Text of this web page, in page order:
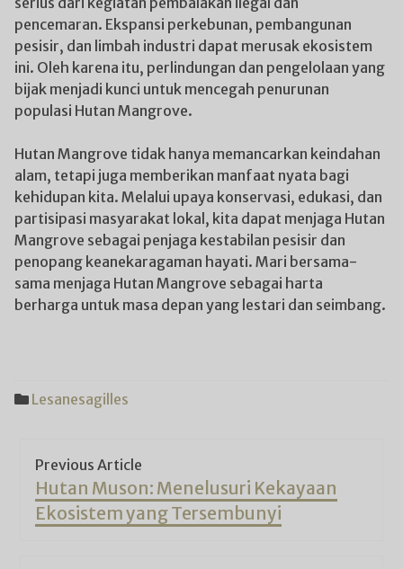
pencemaran. Ekspansi perkebunan, pembangunan
pesisir, dan limbah industri dapat merusak ekosistem
ini. Oleh karena itu, perlindungan dan pengelolaan yang
bijak menjadi kunci untuk mencegah penurunan
populasi Hutan Mangrove.
Hutan Mangrove tidak hanya memancarkan keindahan
alam, tetapi juga memberikan manfaat nyata bagi
kehidupan kita. Melalui upaya konservasi, edukasi, dan
partisipasi masyarakat lokal, kita dapat menjaga Hutan
Mangrove sebagai penjaga kestabilan pesisir dan
penopang keanekaragaman hayati. Mari bersama-
sama menjaga Hutan Mangrove sebagai harta
berharga untuk masa depan yang lestari dan seimbang.
Lesanesagilles
Post
navigation
Previous Article
Previous
post:
Hutan Muson: Menelusuri Kekayaan
Ekosistem yang Tersembunyi